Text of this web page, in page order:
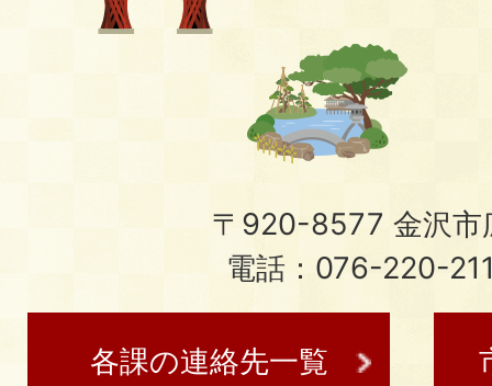
〒920-8577 金沢市
電話：076-220-
各課の連絡先一覧